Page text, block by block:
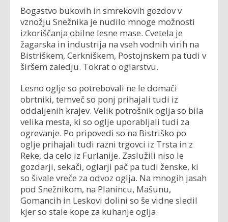
Bogastvo bukovih in smrekovih gozdov v
vznožju Snežnika je nudilo mnoge možnosti
izkoriščanja obilne lesne mase. Cvetela je
žagarska in industrija na vseh vodnih virih na
Bistriškem, Cerkniškem, Postojnskem pa tudi v
širšem zaledju. Tokrat o oglarstvu.
Lesno oglje so potrebovali ne le domači
obrtniki, temveč so ponj prihajali tudi iz
oddaljenih krajev. Velik potrošnik oglja so bila
velika mesta, ki so oglje uporabljali tudi za
ogrevanje. Po pripovedi so na Bistriško po
oglje prihajali tudi razni trgovci iz Trsta in z
Reke, da celo iz Furlanije. Zaslužili niso le
gozdarji, sekači, oglarji pač pa tudi ženske, ki
so šivale vreče za odvoz oglja. Na mnogih jasah
pod Snežnikom, na Planincu, Mašunu,
Gomancih in Leskovi dolini so še vidne sledil
kjer so stale kope za kuhanje oglja.